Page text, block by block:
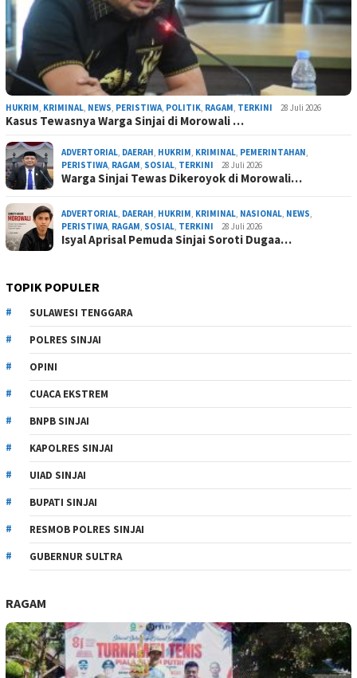
HUKRIM, KRIMINAL, NEWS, PERISTIWA, POLITIK, RAGAM, TERKINI 28 Juli 2026
Kasus Tewasnya Warga Sinjai di Morowali …
ADVERTORIAL, DAERAH, HUKRIM, KRIMINAL, PEMERINTAHAN,
PERISTIWA, RAGAM, SOSIAL, TERKINI 28 Juli 2026
Warga Sinjai Tewas Dikeroyok di Morowali…
ADVERTORIAL, DAERAH, HUKRIM, KRIMINAL, NASIONAL, NEWS,
PERISTIWA, RAGAM, SOSIAL, TERKINI 28 Juli 2026
Isyal Aprisal Pemuda Sinjai Soroti Dugaa…
TOPIK POPULER
SULAWESI TENGGARA
POLRES SINJAI
OPINI
CUACA EKSTREM
BNPB SINJAI
KAPOLRES SINJAI
UIAD SINJAI
BUPATI SINJAI
RESMOB POLRES SINJAI
GUBERNUR SULTRA
RAGAM